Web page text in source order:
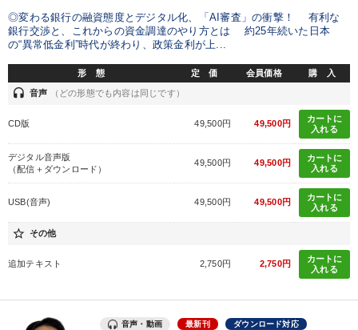
資産戦略 後継社長・アトツギ
2026年春季全国経営者セミナー収録講演ＣＤ・講演ＤＶＤ・デジ
タル版（音声／動画ストリーミング・ダウンロード）
後継者に聞かせたい
業績を伸ばしたい
財務・数字力の向上
歴史に学ぶ 感動講話 リベラルアーツ 井上和弘
◎変わる銀行の融資態度とデジタル化、「AI審査」の衝撃！ 有利な
銀行交渉と、これからの資金調達のやり方とは 約25年続いた日本
の“異常低金利”時代が終わり、政策金利が上...
形 態 定 価 会員価格 購 入
headset 音声 （どの形態でも内容は同じです）
CD版 49,500円 49,500円
カートに
入れる
デジタル音声版
（配信＋ダウンロード）
49,500円 49,500円
カートに
入れる
USB(音声) 49,500円 49,500円
カートに
入れる
star_border その他
追加テキスト 2,750円 2,750円
カートに
入れる
音声・動画 最新刊 ダウンロード対応